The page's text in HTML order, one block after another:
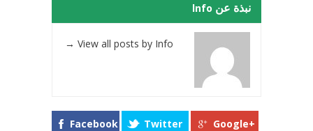
نبذة عن Info
View all posts by Info
→
Facebook Twitter Google+